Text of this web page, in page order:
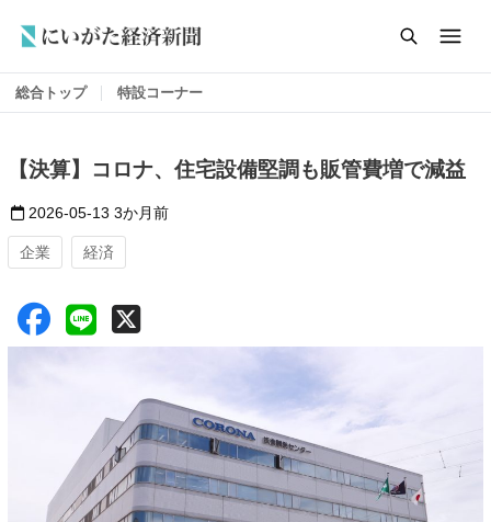
総合トップ 特設コーナー
【決算】コロナ、住宅設備堅調も販管費増で減益
2026-05-13 3か月前
企業 経済